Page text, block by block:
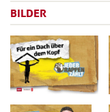
BILDER